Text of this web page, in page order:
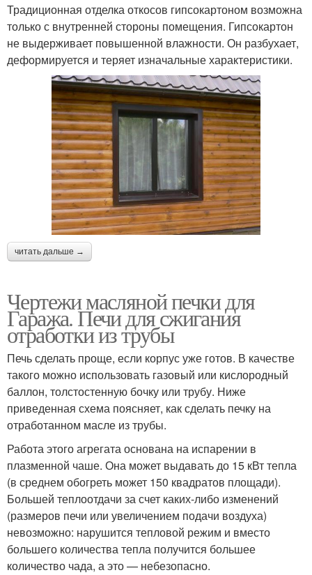
Традиционная отделка откосов гипсокартоном возможна
только с внутренней стороны помещения. Гипсокартон
не выдерживает повышенной влажности. Он разбухает,
деформируется и теряет изначальные характеристики.
читать дальше →
Чертежи масляной печки для
Гаража. Печи для сжигания
отработки из трубы
Печь сделать проще, если корпус уже готов. В качестве
такого можно использовать газовый или кислородный
баллон, толстостенную бочку или трубу. Ниже
приведенная схема поясняет, как сделать печку на
отработанном масле из трубы.
Работа этого агрегата основана на испарении в
плазменной чаше. Она может выдавать до 15 кВт тепла
(в среднем обогреть может 150 квадратов площади).
Большей теплоотдачи за счет каких-либо изменений
(размеров печи или увеличением подачи воздуха)
невозможно: нарушится тепловой режим и вместо
большего количества тепла получится большее
количество чада, а это — небезопасно.